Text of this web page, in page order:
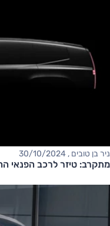
ניר בן טובים , 30/10/2024
מתקרב: טיזר לרכב הפנאי